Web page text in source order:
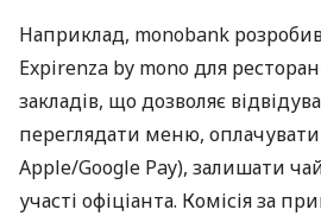
Наприклад, monobank
Expirenza by mono для
закладів, що дозволяє
переглядати меню,
Apple/Google Pay), залишати
участі офіціанта. Комісія за